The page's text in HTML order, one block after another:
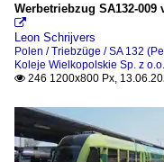
Werbetriebzug SA132-

Leon Schrijvers
Polen / Triebzüge / SA 132
Koleje Wielkopolskie Sp. z
 246 1200x800 Px,